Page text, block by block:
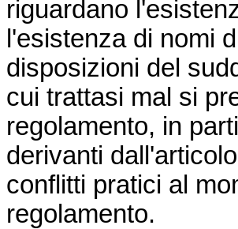
riguardano
l'esistenza di nomi
disposizioni del
cui trattasi mal si
regolamento, in
derivanti
conflitti pratici al
regolamento.